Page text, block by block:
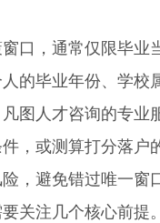
，通常仅限毕业
的毕业年份、学
图人才咨询的专
，或测算打分落
，避免错过唯一窗
注几个核心前提